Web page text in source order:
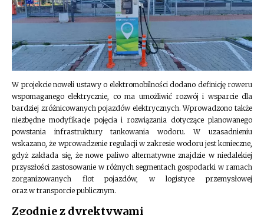
W projekcie noweli ustawy o elektromobilności dodano definicję roweru
wspomaganego elektrycznie, co ma umożliwić rozwój i wsparcie dla
bardziej zróżnicowanych pojazdów elektrycznych. Wprowadzono także
niezbędne modyfikacje pojęcia i rozwiązania dotyczące planowanego
powstania infrastruktury tankowania wodoru. W uzasadnieniu
wskazano, że wprowadzenie regulacji w zakresie wodoru jest konieczne,
gdyż zakłada się, że nowe paliwo alternatywne znajdzie w niedalekiej
przyszłości zastosowanie w różnych segmentach gospodarki w ramach
zorganizowanych flot pojazdów, w logistyce przemysłowej
oraz w transporcie publicznym.
Zgodnie z dyrektywami